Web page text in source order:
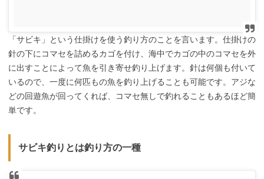
「サビキ」という仕掛けを使う釣り方のことを言います。仕掛けの
針の下にコマセを詰めるカゴを付け、海中でカゴの中のコマセを外
に出すことによって魚を引き寄せ釣り上げます。針は何個も付いて
いるので、一度に何匹もの魚を釣り上げることも可能です。アジな
どの回遊魚が回ってくれば、コマセ無しで釣れることもあるほど簡
単です。
サビキ釣りとは釣り方の一種